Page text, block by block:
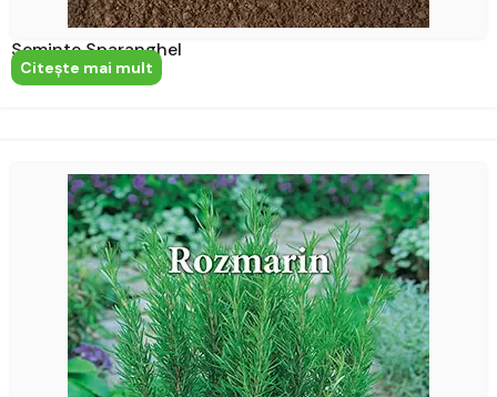
Seminte Sparanghel
Citeşte mai mult